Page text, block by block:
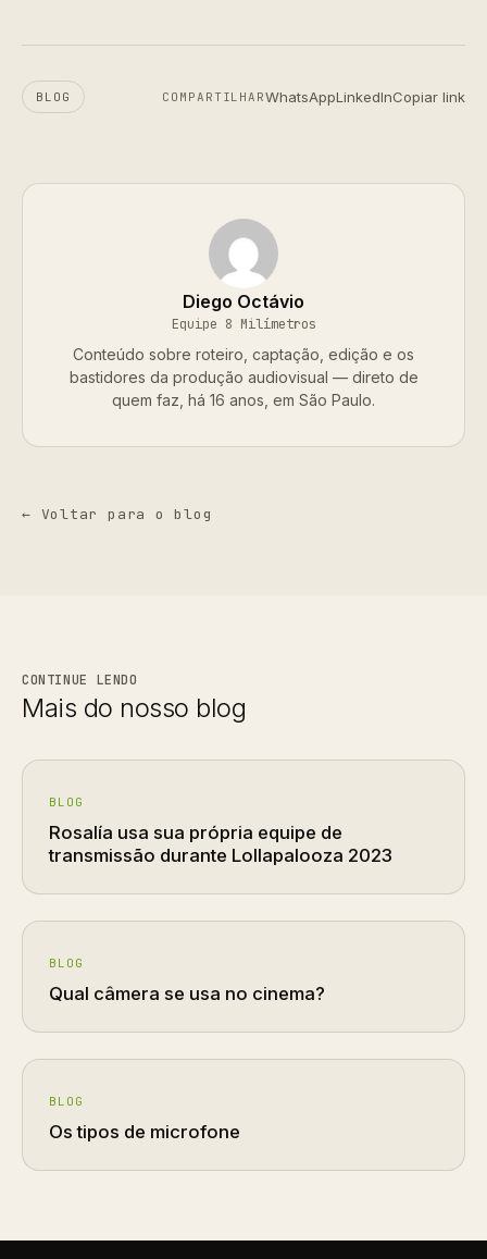
BLOG COMPARTILHARWhatsAppLinkedInCopiar link
Diego Octávio
Equipe 8 Milímetros
Conteúdo sobre roteiro, captação, edição e os
bastidores da produção audiovisual — direto de
quem faz, há 16 anos, em São Paulo.
← Voltar para o blog
CONTINUE LENDO
Mais do nosso blog
BLOG
Rosalía usa sua própria equipe de
transmissão durante Lollapalooza 2023
BLOG
Qual câmera se usa no cinema?
BLOG
Os tipos de microfone